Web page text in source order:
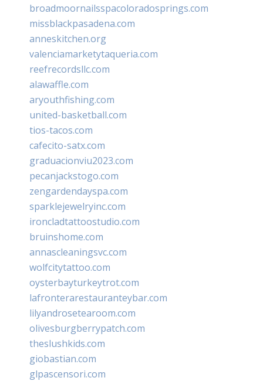
broadmoornailsspacoloradosprings.com
missblackpasadena.com
anneskitchen.org
valenciamarketytaqueria.com
reefrecordsllc.com
alawaffle.com
aryouthfishing.com
united-basketball.com
tios-tacos.com
cafecito-satx.com
graduacionviu2023.com
pecanjackstogo.com
zengardendayspa.com
sparklejewelryinc.com
ironcladtattoostudio.com
bruinshome.com
annascleaningsvc.com
wolfcitytattoo.com
oysterbayturkeytrot.com
lafronterarestauranteybar.com
lilyandrosetearoom.com
olivesburgberrypatch.com
theslushkids.com
giobastian.com
glpascensori.com